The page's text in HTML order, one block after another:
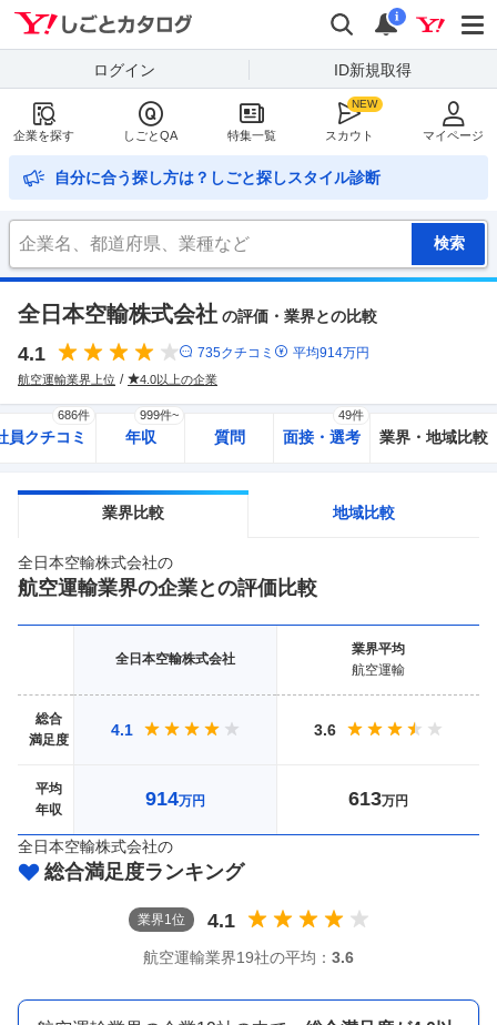
検索
通知
i
ログイン ID新規取得
企業を探す しごとQA 特集一覧 スカウト マイページ
自分に合う探し方は？しごと探しスタイル診断
全日本空輸株式会社 の評価・業界との比較
4.1 735クチコミ 平均914万円
航空運輸業界上位 4.0以上の企業
員クチコミ
686件
年収
999件~
質問 面接・選考
49件
業界・地域比較
業界比較 地域比較
全日本空輸株式会社の
航空運輸業界の企業との評価比較
全日本空輸株式会社
業界平均
航空運輸
総合
満足度
4.1 3.6
平均
年収
914万円 613万円
全日本空輸株式会社の
総合満足度ランキング
業界1位 4.1
航空運輸業界19社の平均： 3.6